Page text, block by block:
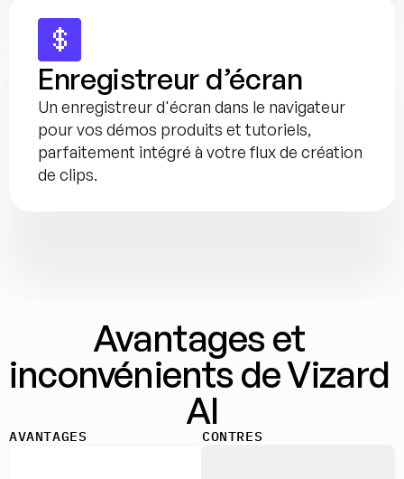
Enregistreur d’écran
Un enregistreur d'écran dans le navigateur
pour vos démos produits et tutoriels,
parfaitement intégré à votre flux de création
de clips.
Avantages et
inconvénients de Vizard
AI
AVANTAGES CONTRES